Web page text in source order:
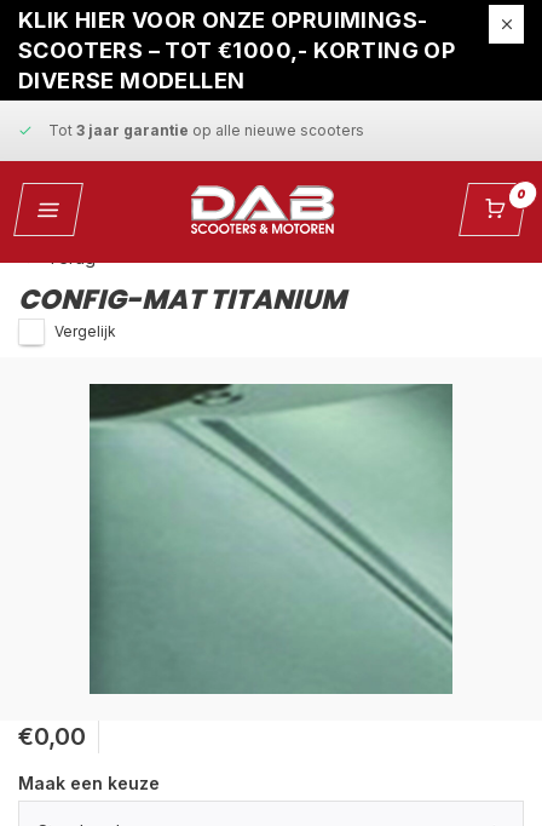
KLIK HIER VOOR ONZE OPRUIMINGS-
SCOOTERS – TOT €1000,- KORTING OP
DIVERSE MODELLEN
Gratis ophaalservicebij reparatie
Snelle leveringen vaste scherpe prijzen
Tot 3 jaar garantie op alle nieuwe scooters
Gratis ophaalservicebij reparatie 0
CONFIG-MAT TITANIUM
Vergelijk
€0,00
Maak een keuze